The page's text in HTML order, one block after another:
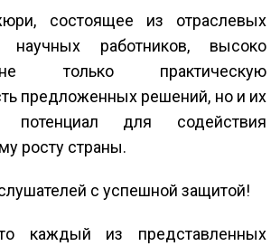
состоящее из отраслевых
научных работников, высоко
только практическую
предложенных решений, но и их
потенциал для содействия
росту страны.
с успешной защитой!
каждый из представленных